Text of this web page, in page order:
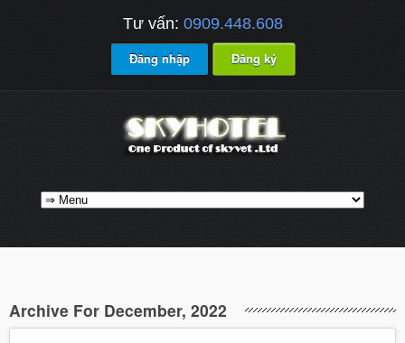
Tư vấn: 0909.448.608
Đăng nhập Đăng ký
Archive For December, 2022